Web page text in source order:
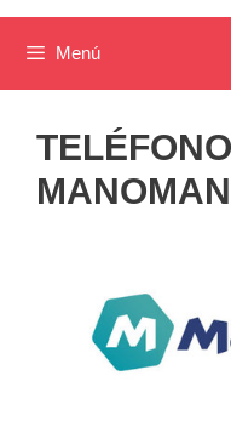
Menú